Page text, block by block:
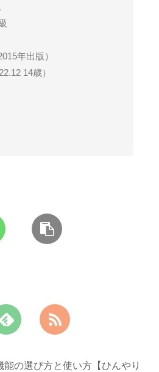
年出版）
14歳）
能の選び方と使い方【ひんやり